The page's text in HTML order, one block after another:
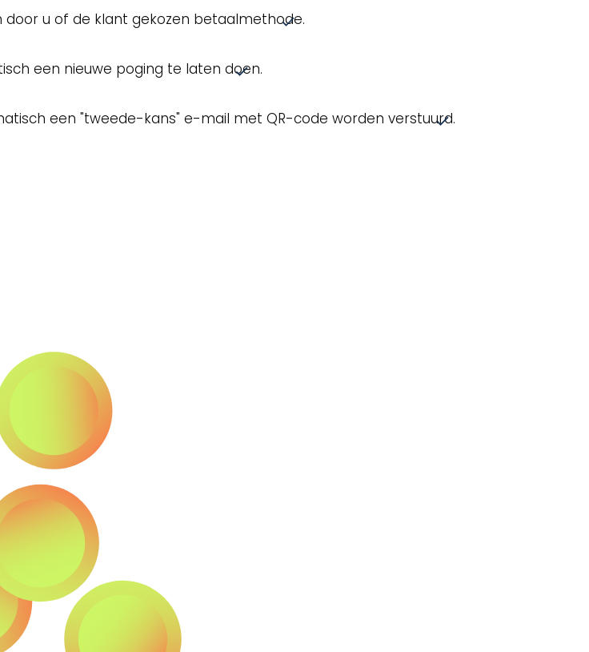
u of de klant gekozen betaalmethode.
een nieuwe poging te laten doen.
een "tweede-kans" e-mail met QR-code worden verstuurd.